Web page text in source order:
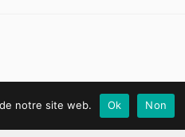
notre site web. Ok Non